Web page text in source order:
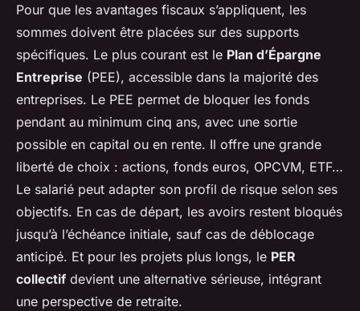
Pour que les avantages fiscaux s’appliquent, les
sommes doivent être placées sur des supports
spécifiques. Le plus courant est le Plan d’Épargne
Entreprise (PEE), accessible dans la majorité des
entreprises. Le PEE permet de bloquer les fonds
pendant au minimum cinq ans, avec une sortie
possible en capital ou en rente. Il offre une grande
liberté de choix : actions, fonds euros, OPCVM, ETF…
Le salarié peut adapter son profil de risque selon ses
objectifs. En cas de départ, les avoirs restent bloqués
jusqu’à l’échéance initiale, sauf cas de déblocage
anticipé. Et pour les projets plus longs, le PER
collectif devient une alternative sérieuse, intégrant
une perspective de retraite.